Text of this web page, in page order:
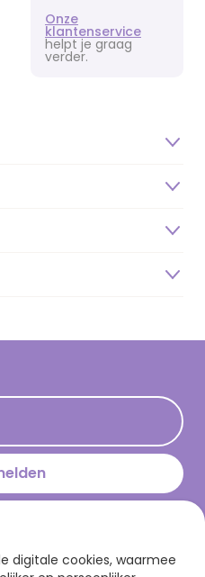
Onze
klantenservice
helpt je graag
verder.
digitale cookies, waarmee